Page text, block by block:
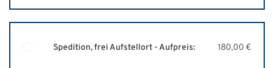
Spedition, frei Aufstellort - Aufpreis: 180,00 €